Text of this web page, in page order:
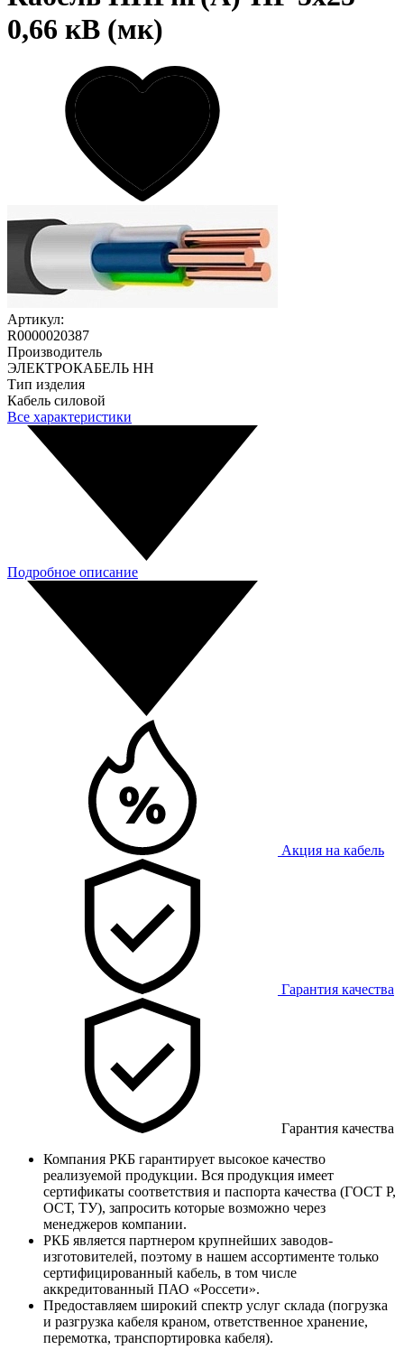
0,66 кВ (мк)
Артикул:
R0000020387
Производитель
ЭЛЕКТРОКАБЕЛЬ НН
Тип изделия
Кабель силовой
Все характеристики
Подробное описание
Акция на кабель
Гарантия качества
Гарантия качества
Компания РКБ гарантирует высокое качество
реализуемой продукции. Вся продукция имеет
сертификаты соответствия и паспорта качества (ГОСТ Р,
ОСТ, ТУ), запросить которые возможно через
менеджеров компании.
РКБ является партнером крупнейших заводов-
изготовителей, поэтому в нашем ассортименте только
сертифицированный кабель, в том числе
аккредитованный ПАО «Россети».
Предоставляем широкий спектр услуг склада (погрузка
и разгрузка кабеля краном, ответственное хранение,
перемотка, транспортировка кабеля).